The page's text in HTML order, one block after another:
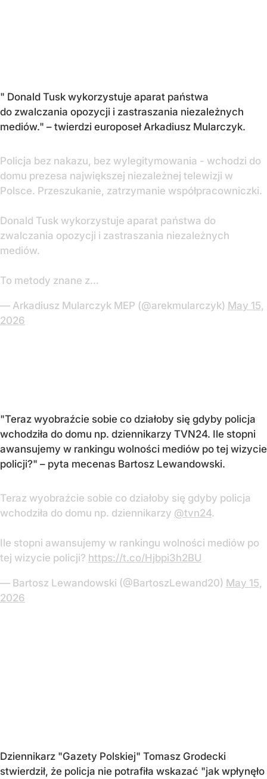
" Donald Tusk wykorzystuje aparat państwa
do zwalczania opozycji i zastraszania niezależnych
mediów." – twierdzi europoseł Arkadiusz Mularczyk.
Policja bez nakazu, bez wylegitymowania - wchodzi do
domu prezesa największej niezależnej telewizji w
Polsce. Przeszukanie, zatrzymanie współpracowniczki.
Donald Tusk wykorzystuje aparat państwa do
zwalczania opozycji i zastraszania niezależnych
mediów.
To metody znane z…
— Arkadiusz Mularczyk MEP (@arekmularczyk) May 15,
2026
"Teraz wyobraźcie sobie co działoby się gdyby policja
wchodziła do domu np. dziennikarzy TVN24. Ile stopni
awansujemy w rankingu wolności mediów po tej wizycie
policji?" – pyta mecenas Bartosz Lewandowski.
Teraz wyobraźcie sobie co działoby się gdyby policja
wchodziła do domu np. dziennikarzy @tvn24.
Ile stopni awansujemy w rankingu wolności mediów po
tej wizycie policji? https://t.co/Hjbpi3h2BU
— Bartosz Lewandowski (@BartoszLewand20) May 15,
2026
Dziennikarz "Gazety Polskiej" Tomasz Grodecki
stwierdził, że policja nie potrafiła wskazać "jak wpłynęło